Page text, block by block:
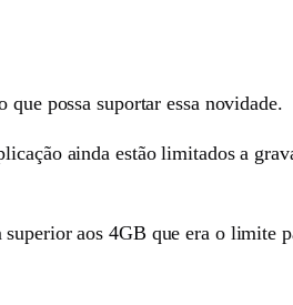
possa suportar essa novidade.
ainda estão limitados a
aos 4GB que era o limite